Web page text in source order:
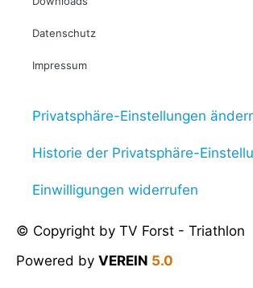
Datenschutz
Impressum
Privatsphäre-Einstellungen
Historie der Privatsphäre-
Einwilligungen widerrufen
© Copyright by TV Forst - Triathlon
Powered by VEREIN 5.0